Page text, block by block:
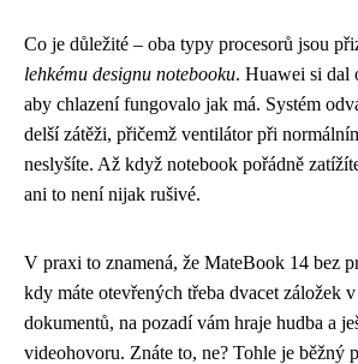
Co je důležité – oba typy procesorů jsou
lehkému designu notebooku. Huawei si dal
aby chlazení fungovalo jak má. Systém
delší zátěži, přičemž ventilátor při
neslyšíte. Až když notebook pořádně
ani to není nijak rušivé.
V praxi to znamená, že MateBook 14 bez
kdy máte otevřených třeba dvacet záložek
dokumentů, na pozadí vám hraje hudba a
videohovoru. Znáte to, ne? Tohle je běžný